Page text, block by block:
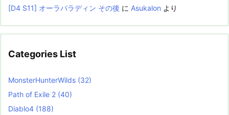
[D4 S11] オーラパラディン その後 に Asukalon より
Categories List
MonsterHunterWilds (32)
Path of Exile 2 (40)
Diablo4 (188)